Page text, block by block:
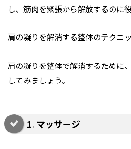
し、筋肉を緊張から解放するのに役
肩の凝りを解消する整体のテクニ
肩の凝りを整体で解消するために
してみましょう。
1. マッサージ